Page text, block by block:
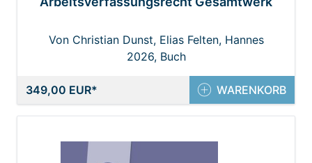
Von Christian Dunst, Elias Felten, Hannes
Schneller, Hans Trenner, Joachim Preiss, Josef
Cerny, Klaus Mayr, Rudolf Mosler, Sieglinde
Gahleitner, Susanne Auer-Mayer, Thomas
Radner, Walter Gagawczuk, Walter J. Pfeil,
2026, Buch
349,00 EUR WARENKORB